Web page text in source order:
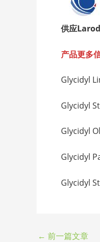
供应
产品更多
Glycidyl
Glycidyl
Glycidyl
Glycidyl
Glycidyl
← 前一篇文章